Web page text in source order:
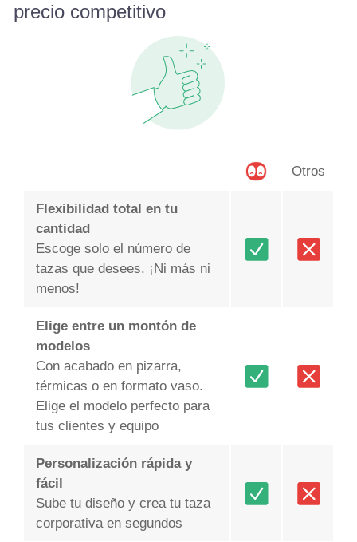
precio competitivo
Otros
Flexibilidad total en tu
cantidad
Escoge solo el número de
tazas que desees. ¡Ni más ni
menos!
Elige entre un montón de
modelos
Con acabado en pizarra,
térmicas o en formato vaso.
Elige el modelo perfecto para
tus clientes y equipo
Personalización rápida y
fácil
Sube tu diseño y crea tu taza
corporativa en segundos